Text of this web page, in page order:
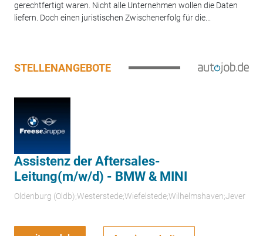
gerechtfertigt waren. Nicht alle Unternehmen wollen die Daten
liefern. Doch einen juristischen Zwischenerfolg für die...
STELLENANGEBOTE
Assistenz der Aftersales-
Leitung(m/w/d) - BMW & MINI
Oldenburg (Oldb);Westerstede;Wiefelstede;Wilhelmshaven;Jever